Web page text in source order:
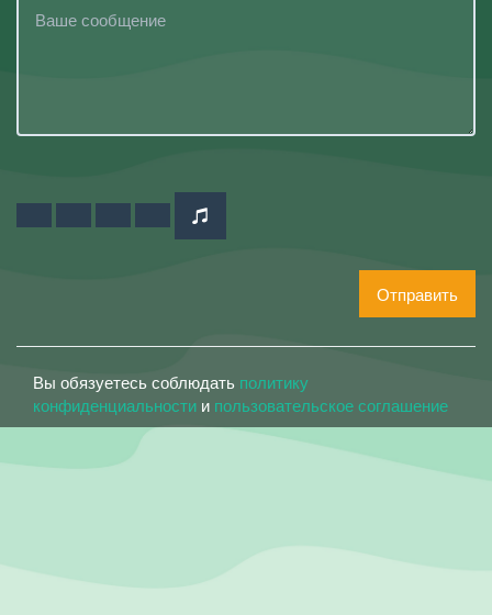
Отправить
Вы обязуетесь соблюдать политику
конфиденциальности и пользовательское соглашение